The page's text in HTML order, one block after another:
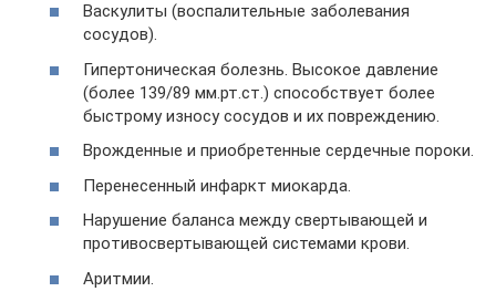
Васкулиты (воспалительные заболевания
сосудов).
Гипертоническая болезнь. Высокое давление
(более 139/89 мм.рт.ст.) способствует более
быстрому износу сосудов и их повреждению.
Врожденные и приобретенные сердечные пороки.
Перенесенный инфаркт миокарда.
Нарушение баланса между свертывающей и
противосвертывающей системами крови.
Аритмии.